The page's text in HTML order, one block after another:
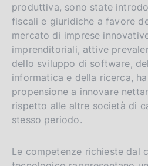
produttiva, sono state
fiscali e giuridiche a favore
mercato di imprese
imprenditoriali, attive
dello sviluppo di software,
informatica e della ricerca,
propensione a innovare
rispetto alle altre società di
stesso periodo.
Le competenze richieste dal